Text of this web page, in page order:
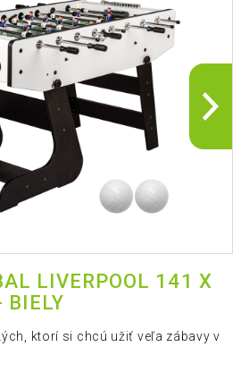
LIVERPOOL 141 X
BIELY
ktorí si chcú užiť veľa zábavy v